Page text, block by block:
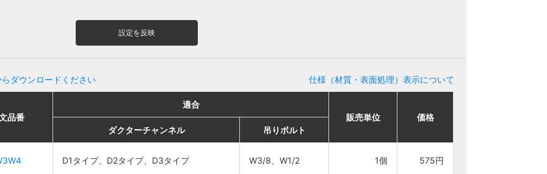
設定を反映
ダウンロードください 仕様（材質・表面処理）表示について
販売単位
価格
吊りボルト
D1タイプ、D2タイ
W3/8、
W1/2
575円
品番
適合
販売単位
価格
ダクターチャンネル
吊りボルト
D1タイプ、D2タイプ、D3タイプ W3/8、W1/2 1個 575円
販売単位
価格
吊りボルト
D1タイプ、D2タイ
W3/8、
W1/2
575円
品番
適合
販売単位
価格
ダクターチャンネル
吊りボルト
D1タイプ、D2タイプ、D3タイプ W3/8、W1/2 1個 575円